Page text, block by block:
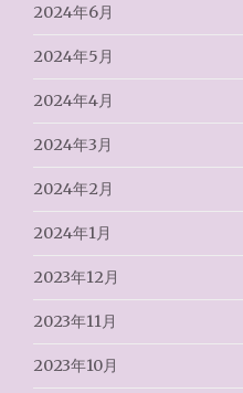
2024年6月
2024年5月
2024年4月
2024年3月
2024年2月
2024年1月
2023年12月
2023年11月
2023年10月